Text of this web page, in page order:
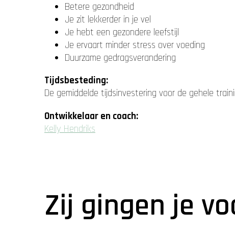
Betere gezondheid
Je zit lekkerder in je vel
Je hebt een gezondere leefstijl
Je ervaart minder stress over voeding
Duurzame gedragsverandering
Tijdsbesteding:
De gemiddelde tijdsinvestering voor de gehele
Ontwikkelaar en coach:
Kelly Hendriks
Zij gingen je